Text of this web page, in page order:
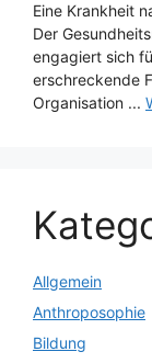
Eine Krankheit
Der
engagiert sich
erschreckende
Organisation ...
Allgemein
Anthroposophie
Bildung